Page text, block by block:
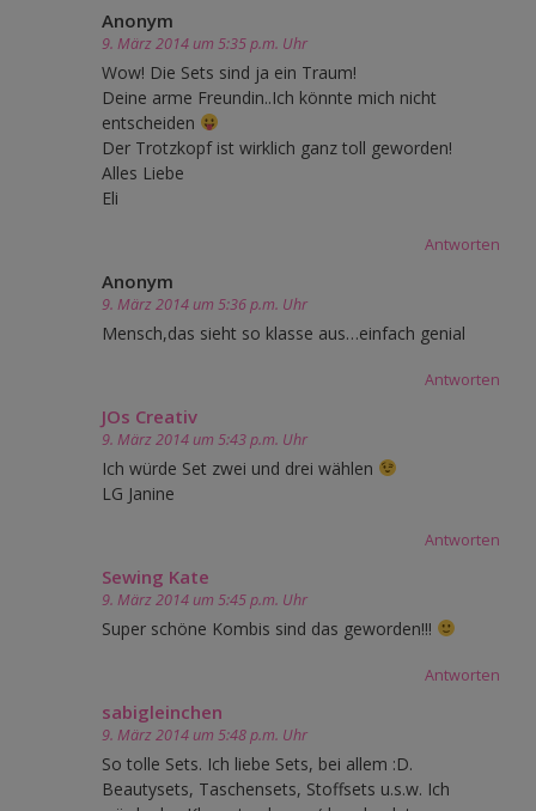
Anonym
9. März 2014 um 5:35 p.m. Uhr
Wow! Die Sets sind ja ein Traum!
Deine arme Freundin..Ich könnte mich nicht
entscheiden
Der Trotzkopf ist wirklich ganz toll geworden!
Alles Liebe
Eli
Antworten
Anonym
9. März 2014 um 5:36 p.m. Uhr
Mensch,das sieht so klasse aus…einfach genial
Antworten
JOs Creativ
9. März 2014 um 5:43 p.m. Uhr
Ich würde Set zwei und drei wählen
LG Janine
Antworten
Sewing Kate
9. März 2014 um 5:45 p.m. Uhr
Super schöne Kombis sind das geworden!!!
Antworten
sabigleinchen
9. März 2014 um 5:48 p.m. Uhr
So tolle Sets. Ich liebe Sets, bei allem :D.
Beautysets, Taschensets, Stoffsets u.s.w. Ich